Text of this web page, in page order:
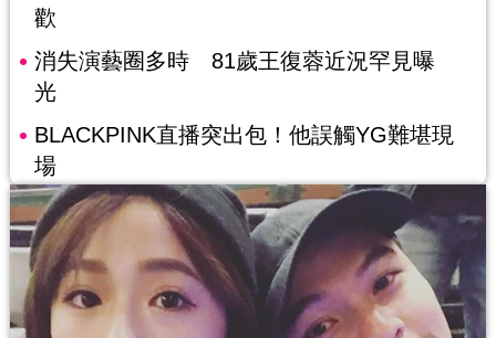
歡
消失演藝圈多時 81歲王復蓉近況罕見曝
光
BLACKPINK直播突出包！他誤觸YG難堪現
場